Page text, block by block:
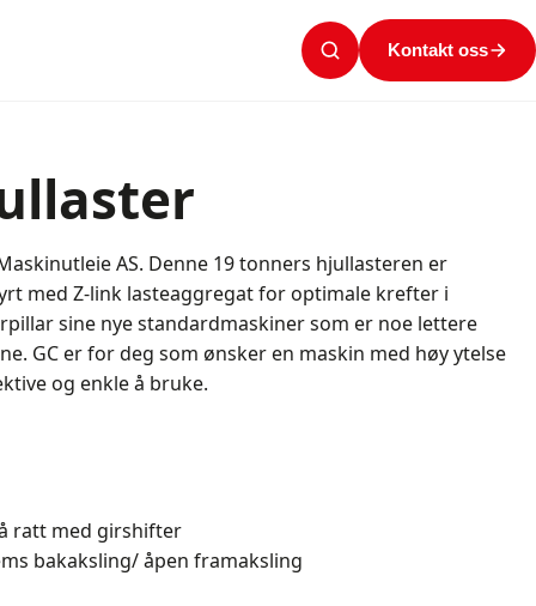
Kontakt oss
AS. Denne 19 tonners hjullasteren er
med Z-link lasteaggregat for optimale krefter i
sine nye standardmaskiner som er noe lettere
GC er for deg som ønsker en maskin med høy ytelse
og enkle å bruke.
ratt med girshifter
bakaksling/ åpen framaksling